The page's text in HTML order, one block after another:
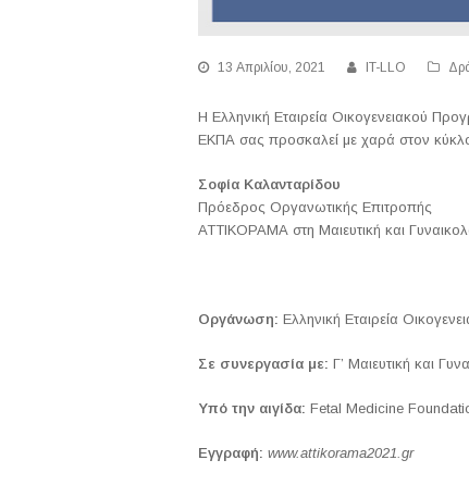
13 Απριλίου, 2021 IT-LLO
Η Ελληνική Εταιρεία Οικογενειακού
ΕΚΠΑ σας προσκαλεί με χαρά στον
Σοφία Καλανταρίδου
Πρόεδρος Οργανωτικής Επιτροπής
ΑΤΤΙΚΟΡΑΜΑ στη Μαιευτική και
Οργάνωση: Ελληνική Εταιρεία
Σε συνεργασία με: Γ’ Μαιευτική και
Υπό την αιγίδα: Fetal Medicine
Eγγραφή: www.attikorama2021.gr